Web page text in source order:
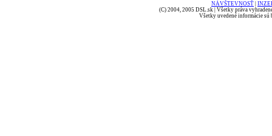
NÁVŠTEVNOSŤ
(C) 2004, 2005 DSL.sk | Všetky práva
Všetky uvedené informácie sú